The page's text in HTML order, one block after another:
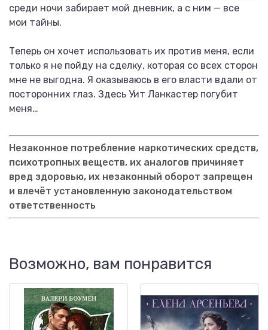
среди ночи забирает мой дневник, а с ним — все
мои тайны.
Теперь он хочет использовать их против меня, если
только я не пойду на сделку, которая со всех сторон
мне не выгодна. Я оказываюсь в его власти вдали от
посторонних глаз. Здесь Уит Ланкастер погубит
меня…
Незаконное потребление наркотических средств,
психотропных веществ, их аналогов причиняет
вред здоровью, их незаконный оборот запрещен
и влечёт установленную законодательством
ответственность
Возможно, вам понравится